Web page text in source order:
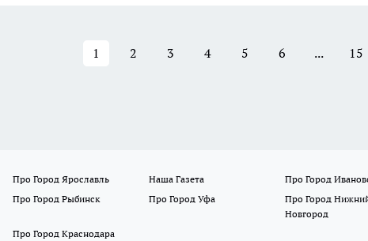
1 2 3 4 5 6 ... 15
Про Город Ярославль Наша Газета
Про Город
Про Город Рыбинск Про Город Уфа
Про Город
Новгород
Про Город Краснодара